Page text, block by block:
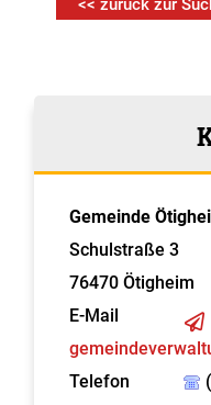
<< zurück zur
Gemeinde
Schulstraße 3
76470 Ötigheim
E-Mail
Telefon